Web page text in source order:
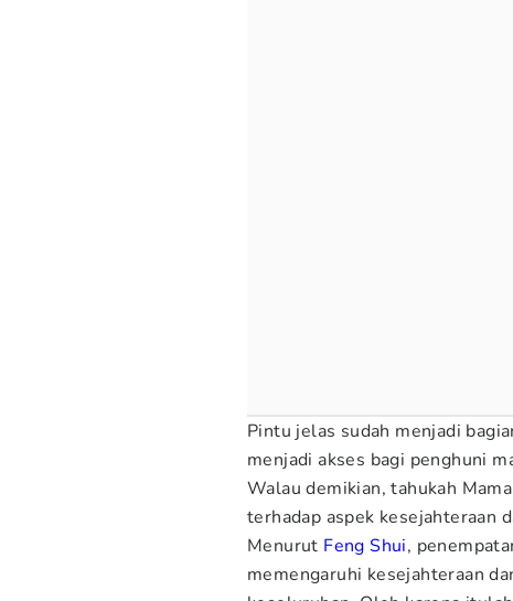
Pintu jelas sudah menjadi
menjadi akses bagi penghuni
Walau demikian, tahukah
terhadap aspek kesejahteraan
Menurut Feng Shui,
memengaruhi kesejahteraan